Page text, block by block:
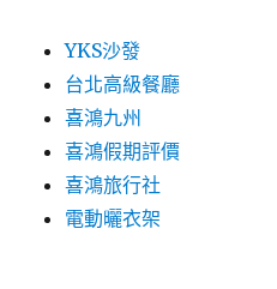
YKS沙發
台北高級餐廳
喜鴻九州
喜鴻假期評價
喜鴻旅行社
電動曬衣架